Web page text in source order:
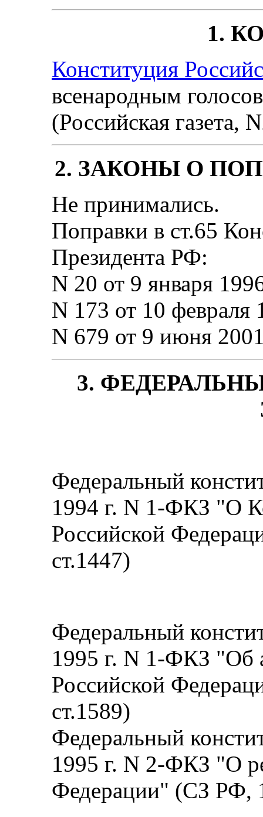
1.
Конституция
всенародным
(Российская газета,
2. ЗАКОНЫ О
Не принимались.
Поправки в ст.65
Президента РФ:
N 20 от 9 января
N 173 от 10
N 679 от 9 июня
3.
Федеральный
1994 г. N 1-ФКЗ "О
Российской
ст.1447)
Федеральный
1995 г. N 1-ФКЗ "Об
Российской
ст.1589)
Федеральный
1995 г. N 2-ФКЗ "О
Федерации" (СЗ РФ,